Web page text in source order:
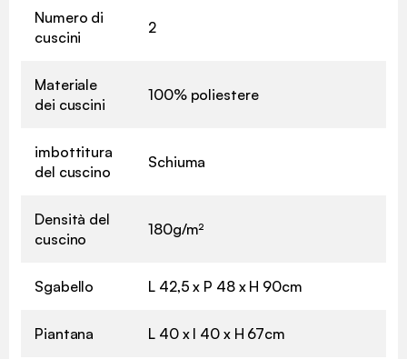
Numero di
cuscini
2
Materiale
dei cuscini
100% poliestere
imbottitura
del cuscino
Schiuma
Densità del
cuscino
180g/m²
Sgabello L 42,5 x P 48 x H 90cm
Piantana L 40 x l 40 x H 67cm